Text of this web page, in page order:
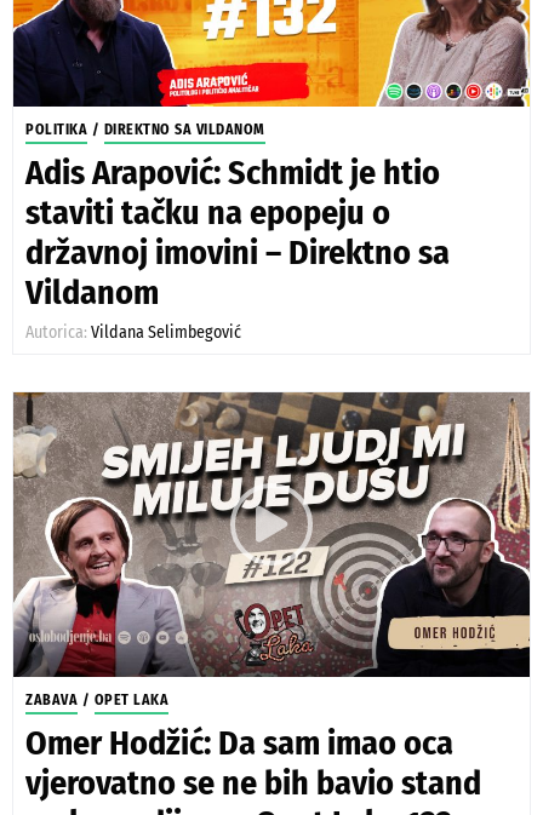
POLITIKA / DIREKTNO SA VILDANOM
Adis Arapović: Schmidt je htio
staviti tačku na epopeju o
državnoj imovini – Direktno sa
Vildanom
Autorica: Vildana Selimbegović
ZABAVA / OPET LAKA
Omer Hodžić: Da sam imao oca
vjerovatno se ne bih bavio stand